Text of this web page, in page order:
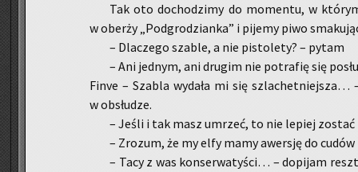
Tak oto do­cho­dzi­my do mo­men­tu, w
w obe­rży „Pod­gro­dzian­ka” i pi­je­my piwo
– Dla­cze­go sza­ble, a nie pi­sto­le­ty? – pytam
– Ani jed­nym, ani dru­gim nie po­tra­fię się
Finve – Sza­bla wy­da­ła mi się
w ob­słu­dze.
– Jeśli i tak masz umrzeć, to nie le­piej
– Zro­zum, że my elfy mamy awer­sję do
– Tacy z was kon­ser­wa­ty­ści… – do­pi­jam